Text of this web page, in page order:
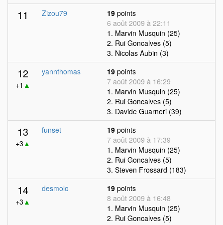
11 Zizou79 19 points
6 août 2009 à 22:11
1. Marvin Musquin (25)
2. Rui Goncalves (5)
3. Nicolas Aubin (3)
12
+1 ▲
yannthomas 19 points
7 août 2009 à 16:29
1. Marvin Musquin (25)
2. Rui Goncalves (5)
3. Davide Guarneri (39)
13
+3 ▲
funset 19 points
7 août 2009 à 17:39
1. Marvin Musquin (25)
2. Rui Goncalves (5)
3. Steven Frossard (183)
14
+3 ▲
desmolo 19 points
8 août 2009 à 16:48
1. Marvin Musquin (25)
2. Rui Goncalves (5)